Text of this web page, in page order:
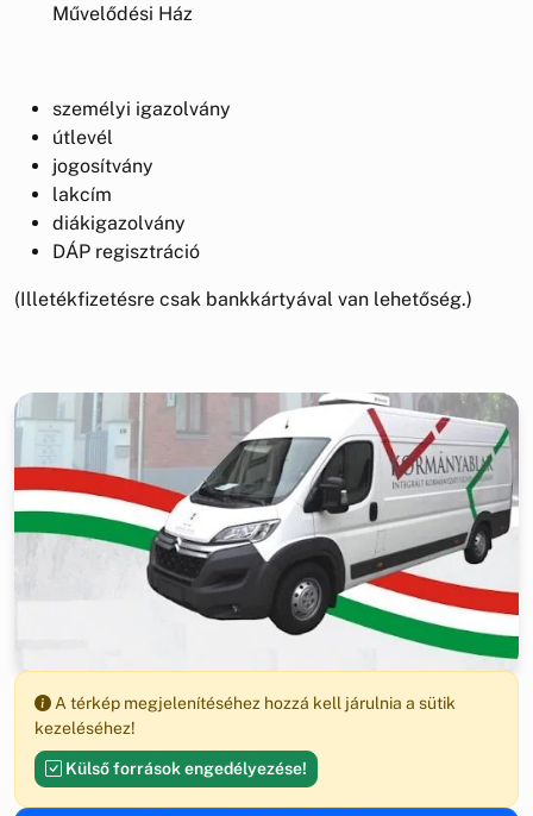
Művelődési Ház
személyi igazolvány
útlevél
jogosítvány
lakcím
diákigazolvány
DÁP regisztráció
(Illetékfizetésre csak bankkártyával van lehetőség.)
A térkép megjelenítéséhez hozzá kell járulnia a sütik
kezeléséhez!
Külső források engedélyezése!